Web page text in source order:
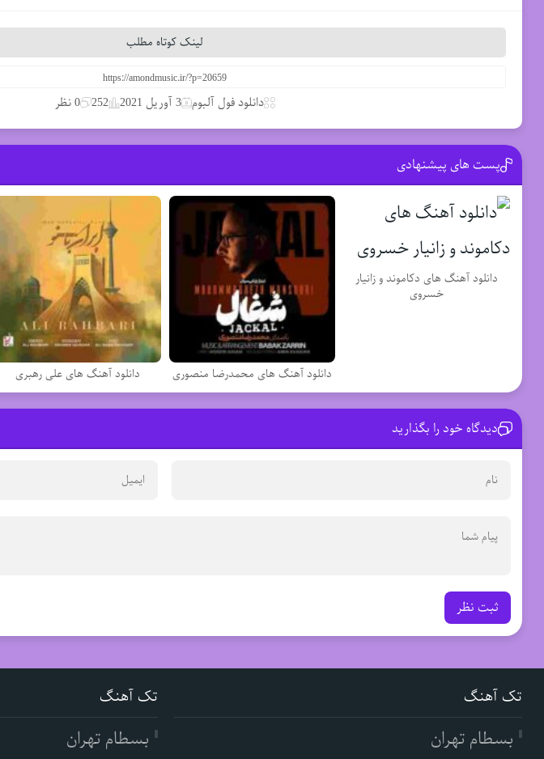
لینک کوتاه مطلب
دانلود فول آلبوم 3 آوریل 2021 252 0 نظر
پست های پیشنهادی
دانلود آهنگ های دکاموند و زانیار
خسروی
دانلود آهنگ های محمدرضا منصوری دانلود آهنگ های علی رهبری
دیدگاه خود را بگذارید
ثبت نظر
تک آهنگ
بسطام تهران
تک آهنگ
بسطام تهران